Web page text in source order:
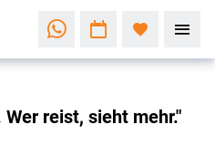
reist, sieht mehr."